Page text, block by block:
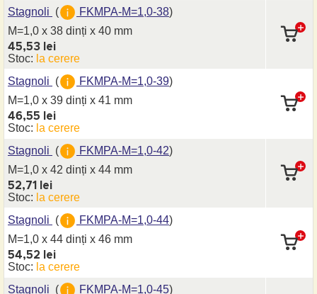
Stagnoli ( FKMPA-M=1,0-38)
M=1,0 x 38 dinți x 40 mm
45,53 lei
Stoc: la cerere
Stagnoli ( FKMPA-M=1,0-39)
M=1,0 x 39 dinți x 41 mm
46,55 lei
Stoc: la cerere
Stagnoli ( FKMPA-M=1,0-42)
M=1,0 x 42 dinți x 44 mm
52,71 lei
Stoc: la cerere
Stagnoli ( FKMPA-M=1,0-44)
M=1,0 x 44 dinți x 46 mm
54,52 lei
Stoc: la cerere
Stagnoli ( FKMPA-M=1,0-45)